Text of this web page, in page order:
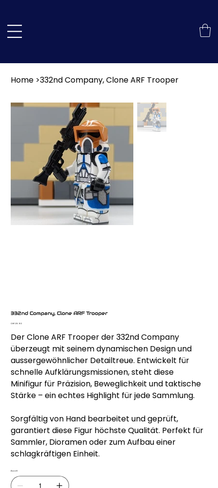
Home >332nd Company, Clone ARF Trooper
332nd Company, Clone ARF Trooper
Preis
CHF 29.90
Der Clone ARF Trooper der 332nd Company
überzeugt mit seinem dynamischen Design und
aussergewöhnlicher Detailtreue. Entwickelt für
schnelle Aufklärungsmissionen, steht diese
Minifigur für Präzision, Beweglichkeit und taktische
Stärke – ein echtes Highlight für jede Sammlung.
Sorgfältig von Hand bearbeitet und geprüft,
garantiert diese Figur höchste Qualität. Perfekt für
Sammler, Dioramen oder zum Aufbau einer
schlagkräftigen Einheit.
Anzahl